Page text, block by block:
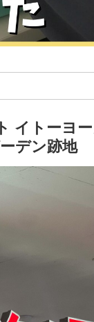
イトーヨ
デン跡地